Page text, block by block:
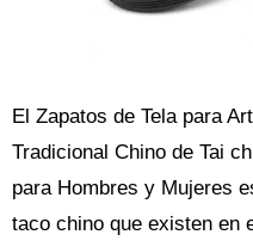
El Zapatos de Tela para
Tradicional Chino de Tai
para Hombres y Mujeres
taco chino que existen en